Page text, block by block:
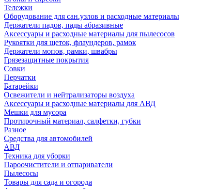
Тележки
Оборудование для сан.узлов и расходные материалы
Держатели падов, пады абразивные
Аксессуары и расходные материалы для пылесосов
Рукоятки для щеток, флаундеров, рамок
Держатели мопов, рамки, швабры
Грязезащитные покрытия
Совки
Перчатки
Батарейки
Освежители и нейтрализаторы воздуха
Аксессуары и расходные материалы для АВД
Мешки для мусора
Протирочный материал, салфетки, губки
Разное
Средства для автомобилей
АВД
Техника для уборки
Пароочистители и отпариватели
Пылесосы
Товары для сада и огорода